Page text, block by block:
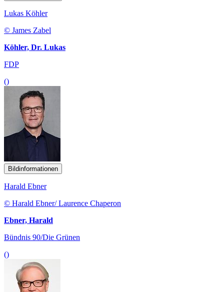
Lukas Köhler
© James Zabel
Köhler, Dr. Lukas
FDP
()
Bildinformationen
Harald Ebner
© Harald Ebner/ Laurence Chaperon
Ebner, Harald
Bündnis 90/Die Grünen
()